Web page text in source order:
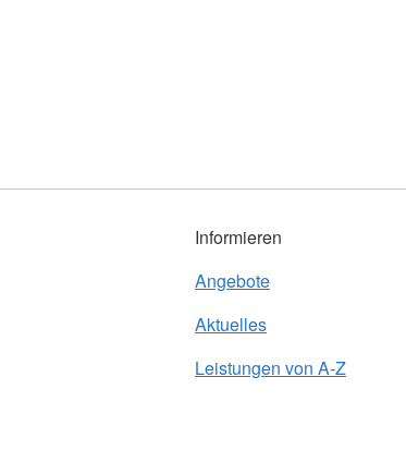
Informieren
Angebote
Aktuelles
Leistungen von A-Z